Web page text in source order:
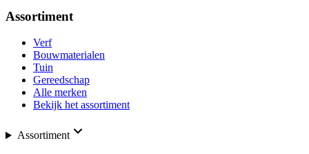
Assortiment
Verf
Bouwmaterialen
Tuin
Gereedschap
Alle merken
Bekijk het assortiment
Assortiment